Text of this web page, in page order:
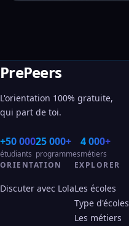
PrePeers
L'orientation 100% gratuite,
qui part de toi.
+50 000
étudiants
25 000+
programmes
4 000+
métiers
ORIENTATION
Discuter avec Lola
EXPLORER
Les écoles
Type d'écoles
Les métiers